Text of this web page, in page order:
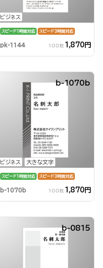
ビジネス
スピード1時間対応 スピード3時間対応
pk-1144 100枚 1,870円
ビジネス 大きな文字
b-1070b
スピード1時間対応 スピード3時間対応
b-1070b 100枚 1,870円
b-0815